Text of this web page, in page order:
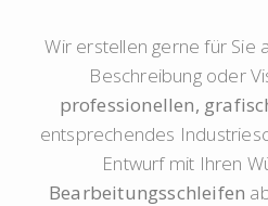
Wir erstellen gerne für Sie
Beschreibung oder
professionellen,
entsprechendes
Entwurf mit Ihren
Bearbeitungsschleifen